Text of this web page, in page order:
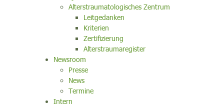
Alterstraumatologisches Zentrum
Leitgedanken
Kriterien
Zertifizierung
Alterstraumaregister
Newsroom
Presse
News
Termine
Intern